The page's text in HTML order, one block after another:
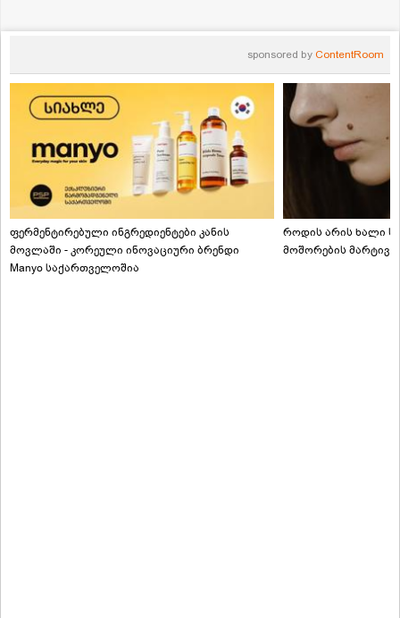
sponsored by ContentRoom
ფერმენტირებული ინგრედიენტები კანის
მოვლაში - კორეული ინოვაციური ბრენდი
Manyo საქართველოშია
როდის არის ხალი
მოშორების